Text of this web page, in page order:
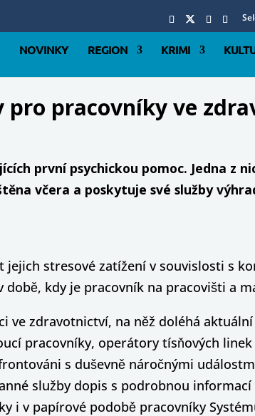
NOVINKY REGION KRIMI
pracovníky ve
první psychickou pomoc. Jedna z
včera a poskytuje své služby
stresové zatížení v souvislosti s
kdy je pracovník na pracovišti a
zdravotnictví, na něž doléhá
pracovníky, operátory tísňových
s duševně náročnými
služby dopis s podrobnou
i v papírové podobě pracovníky